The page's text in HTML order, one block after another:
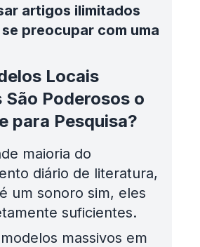
artigos ilimitados
preocupar com uma
Locais
Poderosos o
para Pesquisa?
maioria do
diário de literatura,
um sonoro sim, eles
suficientes.
massivos em